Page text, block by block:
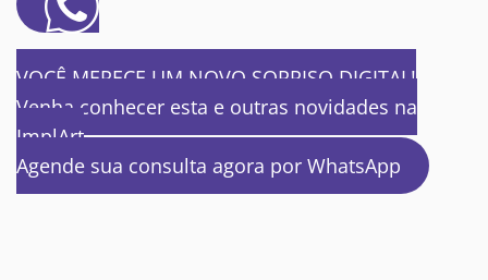
VOCÊ MERECE UM NOVO SORRISO DIGITAL!
Venha conhecer esta e outras novidades na
ImplArt
Agende sua consulta agora por WhatsApp